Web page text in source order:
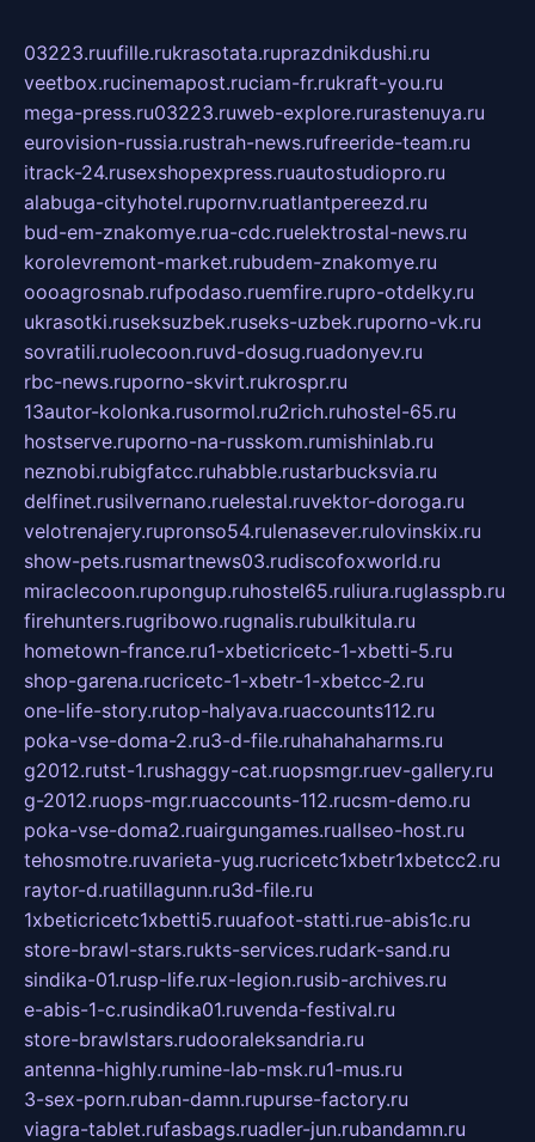
03223.ruufille.rukrasotata.ruprazdnikdushi.ru
veetbox.rucinemapost.ruciam-fr.rukraft-you.ru
mega-press.ru03223.ruweb-explore.rurastenuya.ru
eurovision-russia.rustrah-news.rufreeride-team.ru
itrack-24.rusexshopexpress.ruautostudiopro.ru
alabuga-cityhotel.rupornv.ruatlantpereezd.ru
bud-em-znakomye.rua-cdc.ruelektrostal-news.ru
korolevremont-market.rubudem-znakomye.ru
oooagrosnab.rufpodaso.ruemfire.rupro-otdelky.ru
ukrasotki.ruseksuzbek.ruseks-uzbek.ruporno-vk.ru
sovratili.ruolecoon.ruvd-dosug.ruadonyev.ru
rbc-news.ruporno-skvirt.rukrospr.ru
13autor-kolonka.rusormol.ru2rich.ruhostel-65.ru
hostserve.ruporno-na-russkom.rumishinlab.ru
neznobi.rubigfatcc.ruhabble.rustarbucksvia.ru
delfinet.rusilvernano.ruelestal.ruvektor-doroga.ru
velotrenajery.rupronso54.rulenasever.rulovinskix.ru
show-pets.rusmartnews03.rudiscofoxworld.ru
miraclecoon.rupongup.ruhostel65.ruliura.ruglasspb.ru
firehunters.rugribowo.rugnalis.rubulkitula.ru
hometown-france.ru1-xbeticricetc-1-xbetti-5.ru
shop-garena.rucricetc-1-xbetr-1-xbetcc-2.ru
one-life-story.rutop-halyava.ruaccounts112.ru
poka-vse-doma-2.ru3-d-file.ruhahahaharms.ru
g2012.rutst-1.rushaggy-cat.ruopsmgr.ruev-gallery.ru
g-2012.ruops-mgr.ruaccounts-112.rucsm-demo.ru
poka-vse-doma2.ruairgungames.ruallseo-host.ru
tehosmotre.ruvarieta-yug.rucricetc1xbetr1xbetcc2.ru
raytor-d.ruatillagunn.ru3d-file.ru
1xbeticricetc1xbetti5.ruuafoot-statti.rue-abis1c.ru
store-brawl-stars.rukts-services.rudark-sand.ru
sindika-01.rusp-life.rux-legion.rusib-archives.ru
e-abis-1-c.rusindika01.ruvenda-festival.ru
store-brawlstars.rudooraleksandria.ru
antenna-highly.rumine-lab-msk.ru1-mus.ru
3-sex-porn.ruban-damn.rupurse-factory.ru
viagra-tablet.rufasbags.ruadler-jun.rubandamn.ru